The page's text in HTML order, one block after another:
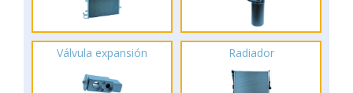
Válvula expansión Radiador